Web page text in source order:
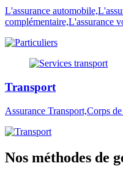
L'assurance
complémentaire,L'assurance
Transport
Assurance Transport,Corps
Nos méthodes de